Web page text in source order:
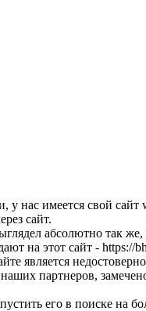
нас имеется свой сайт
сайт.
абсолютно так
на этот сайт -
является
партнеров,
его в поиске на